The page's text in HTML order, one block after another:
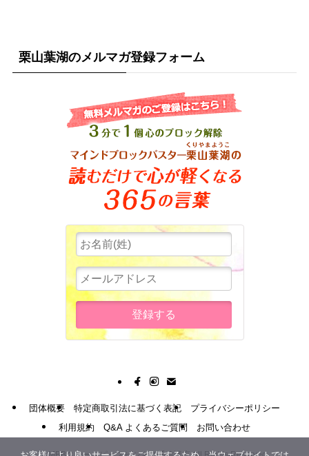
栗山葉湖のメルマガ登録フォーム
団体概要 特定商取引法に基づく表記
プライバシーポリシー
利用規約
Q&A よくあるご質問 お問い合わせ